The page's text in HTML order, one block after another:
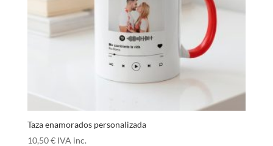
Taza enamorados personalizada
10,50€ IVA inc.